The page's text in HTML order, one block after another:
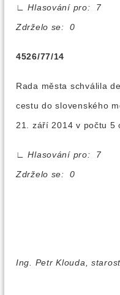
∟
Hlasování pro:
Zdrželo se: 0
4526/77/14
Rada města schválila
cestu do slovenského
21. září 2014 v počtu 5
∟
Hlasování pro:
Zdrželo se: 0
Ing. Petr Klouda,